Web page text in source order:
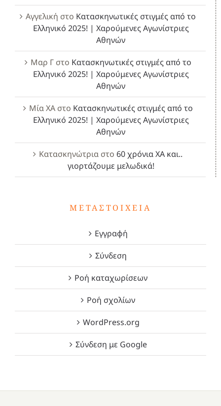
Αγγελική στο Κατασκηνωτικές στιγμές από το
Ελληνικό 2025! | Χαρούμενες Αγωνίστριες
Αθηνών
Μαρ Γστο Κατασκηνωτικές στιγμές από το
Ελληνικό 2025! | Χαρούμενες Αγωνίστριες
Αθηνών
Μία ΧΑστο Κατασκηνωτικές στιγμές από το
Ελληνικό 2025! | Χαρούμενες Αγωνίστριες
Αθηνών
Κατασκηνώτρια στο 60 χρόνια ΧΑ και..
γιορτάζουμε μελωδικά!
ΜΕΤΑΣΤΟΙΧΕΊΑ
Εγγραφή
Σύνδεση
Ροή καταχωρίσεων
Ροή σχολίων
WordPress.org
Σύνδεση με Google